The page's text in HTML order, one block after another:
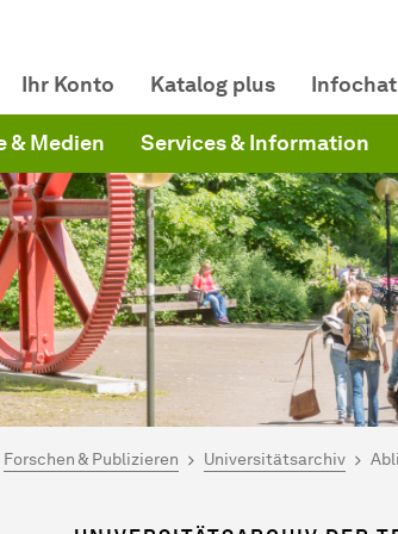
Dortmund
Ihr Konto Katalog plus Infochat
& Medien Services & Information
hier:
Forschen & Publizieren Universitätsarchiv